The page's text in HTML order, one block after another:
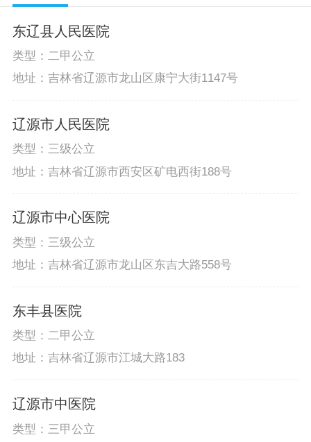
东辽县人民医院
类型：二甲公立
地址：吉林省辽源市龙山区康宁大街1147号
辽源市人民医院
类型：三级公立
地址：吉林省辽源市西安区矿电西街188号
辽源市中心医院
类型：三级公立
地址：吉林省辽源市龙山区东吉大路558号
东丰县医院
类型：二甲公立
地址：吉林省辽源市江城大路183
辽源市中医院
类型：三甲公立